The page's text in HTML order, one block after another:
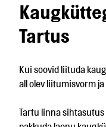
Tartus
Kui soovid liituda
all olev liitumisvorm ja
Tartu linna